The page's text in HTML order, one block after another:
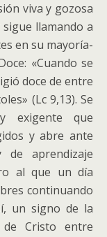
viva y gozosa
llamando a
en su mayoría-
«Cuando se
doce de entre
(Lc 9,13). Se
exigente que
y abre ante
aprendizaje
al que un día
continuando
un signo de la
de Cristo entre